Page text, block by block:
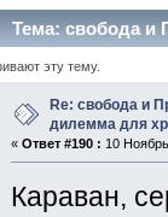
Тема: свобода и
эту тему.
Re: свобода и
дилемма для
« Ответ #190 : 10
Караван,